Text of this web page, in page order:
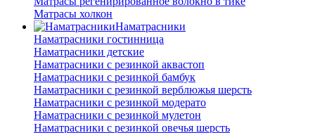
Матрасы холкон
Наматрасники
Наматрасники гостинница
Наматрасники детские
Наматрасники с резинкой аквастоп
Наматрасники с резинкой бамбук
Наматрасники с резинкой верблюжья шерсть
Наматрасники с резинкой модерато
Наматрасники с резинкой мулетон
Наматрасники с резинкой овечья шерсть